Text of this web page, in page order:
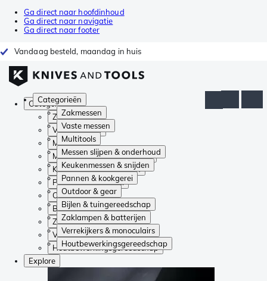
Ga direct naar hoofdinhoud
Ga direct naar navigatie
Ga direct naar footer
Vandaag besteld, maandag in huis
Categorieën
Zakmessen
Vaste messen
Multitools
Messen slijpen & onderhoud
Keukenmessen & snijden
Pannen & kookgerei
Outdoor & gear
Bijlen & tuingereedschap
Zaklampen & batterijen
Verrekijkers & monoculairs
Houtbewerkingsgereedschap
Categorieën
Zakmessen
Vaste messen
Multitools
Messen slijpen & onderhoud
Keukenmessen & snijden
Pannen & kookgerei
Outdoor & gear
Bijlen & tuingereedschap
Zaklampen & batterijen
Verrekijkers & monoculairs
Houtbewerkingsgereedschap
Explore